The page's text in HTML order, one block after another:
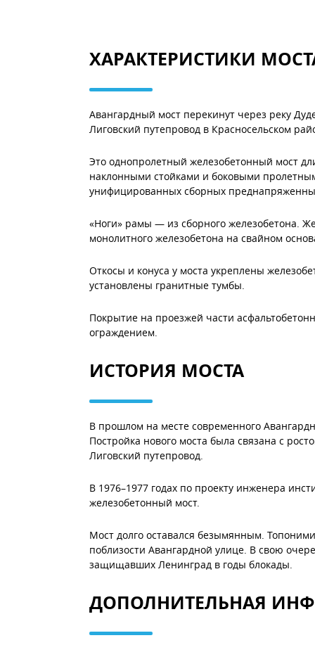
ХАРАКТЕРИСТИКИ
Авангардный мост перекинут через реку
Лиговский путепровод в Красносельском
Это однопролетный железобетонный мост
наклонными стойками и боковыми
унифицированных сборных
«Ноги» рамы — из сборного железобетона.
монолитного железобетона на свайном
Откосы и конуса у моста укреплены
установлены гранитные тумбы.
Покрытие на проезжей части
ограждением.
ИСТОРИЯ МОСТА
В прошлом на месте современного
Постройка нового моста была связана с
Лиговский путепровод.
В 1976–1977 годах по проекту инженера
железобетонный мост.
Мост долго оставался безымянным.
поблизости Авангардной улице. В свою
защищавших Ленинград в годы блокады.
ДОПОЛНИТЕЛЬНАЯ